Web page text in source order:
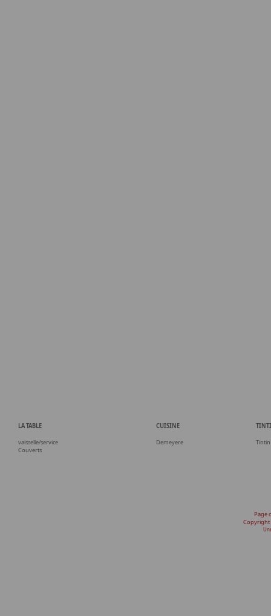
LA TABLE
vaisselle/service
Couverts
CUISINE
Demeyere Tintin
Page
Copyright